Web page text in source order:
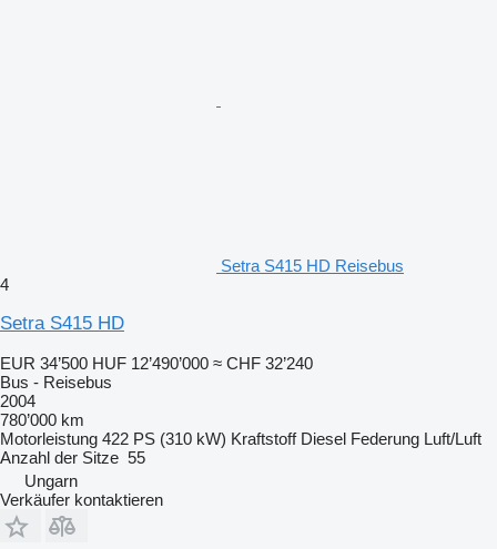
Setra S415 HD Reisebus
4
Setra S415 HD
EUR 34’500 HUF 12’490’000 ≈ CHF 32’240
Bus - Reisebus
2004
780’000 km
Motorleistung 422 PS (310 kW) Kraftstoff Diesel Federung Luft/Luft
Anzahl der Sitze 55
Ungarn
Verkäufer kontaktieren